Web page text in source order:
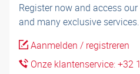
Register now and access
and many exclusive services.
Aanmelden / registreren
Onze klantenservice: +32